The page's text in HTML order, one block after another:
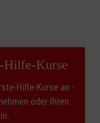
Hilfe-Kurse
Hilfe-Kurse an -
oder Ihren